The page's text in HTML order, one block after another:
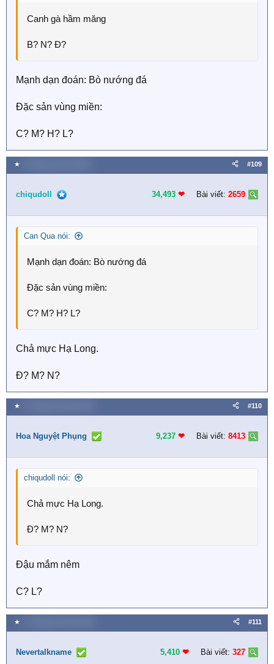
Canh gà hầm măng
B? N? Đ?
Mạnh dạn đoán: Bò nướng đá
Đặc sản vùng miền:
C? M? H? L?
★ #109
chiqudoll 34,493 ❤︎ Bài viết: 2659
Can Qua nói:
Mạnh dạn đoán: Bò nướng đá
Đặc sản vùng miền:
C? M? H? L?
Chả mực Hạ Long.
Đ? M? N?
★ #110
Hoa Nguyệt Phụng 9,237 ❤︎ Bài viết: 8413
chiqudoll nói:
Chả mực Hạ Long.
Đ? M? N?
Đậu mắm nêm
C? L?
★ #111
Nevertalkname 5,410 ❤︎ Bài viết: 327